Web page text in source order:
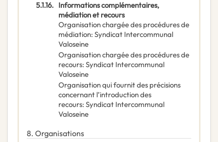
5.1.16. Informations complémentaires,
médiation et recours
Organisation chargée des procédures de
médiation: Syndicat Intercommunal
Valoseine
Organisation chargée des procédures de
recours: Syndicat Intercommunal
Valoseine
Organisation qui fournit des précisions
concernant l’introduction des
recours: Syndicat Intercommunal
Valoseine
8. Organisations